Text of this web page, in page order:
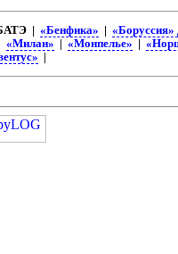
| «Бенфика» | «Боруссия»
«Милан» | «Монпелье» |
|